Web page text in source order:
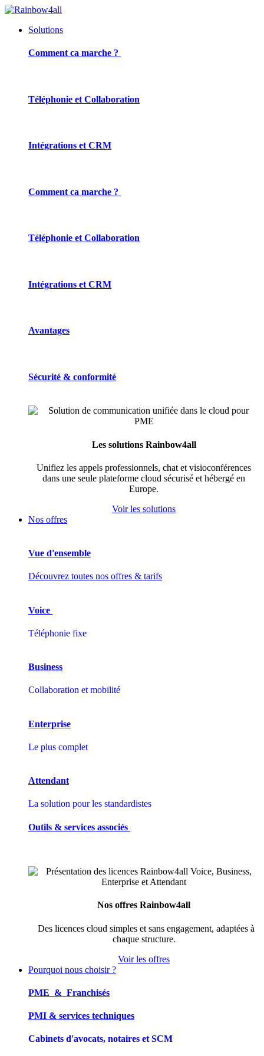
Solutions
Comment ca marche ?
Téléphonie et Collaboration
Intégrations et CRM
Comment ca marche ?
Téléphonie et Collaboration
Intégrations et CRM
Avantages
Sécurité & conformité
Les solutions Rainbow4all
Unifiez les appels professionnels, chat et visioconférences
dans une seule plateforme cloud sécurisé et hébergé en
Europe.
Voir les solutions
Nos offres
Vue d'ensemble
Découvrez toutes nos offres & tarifs
Voice
Téléphonie fixe
Business
Collaboration et mobilité
Enterprise
Le plus complet
Attendant
La solution pour les standardistes
Outils & services associés
Nos offres Rainbow4all
Des licences cloud simples et sans engagement, adaptées à
chaque structure.
Voir les offres
Pourquoi nous choisir ?
PME & Franchisés
PMI & services techniques
Cabinets d'avocats, notaires et SCM